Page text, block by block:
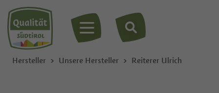
MENÜ
Hersteller Unsere Hersteller Reiterer Ulrich